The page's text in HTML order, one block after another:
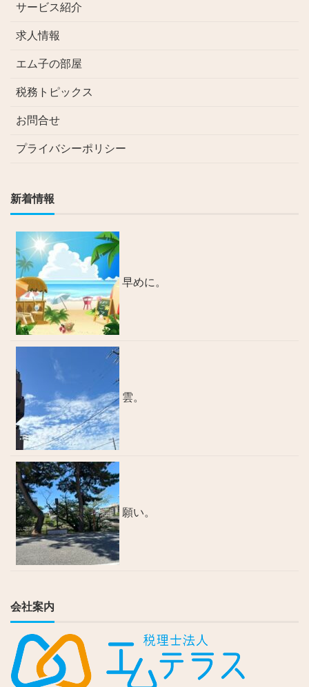
サービス紹介
求人情報
エム子の部屋
税務トピックス
お問合せ
プライバシーポリシー
新着情報
早めに。
雲。
願い。
会社案内